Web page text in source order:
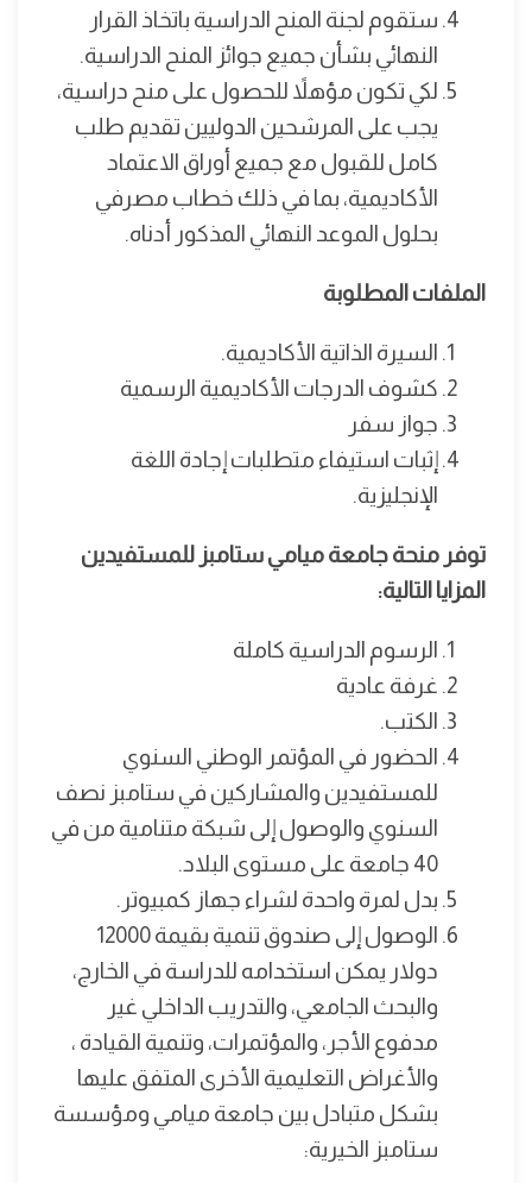
ستقوم لجنة المنح الدراسية باتخاذ القرار
النهائي بشأن جميع جوائز المنح الدراسية.
لكي تكون مؤهلاً للحصول على منح دراسية،
يجب على المرشحين الدوليين تقديم طلب
كامل للقبول مع جميع أوراق الاعتماد
الأكاديمية، بما في ذلك خطاب مصرفي
بحلول الموعد النهائي المذكور أدناه.
الملفات المطلوبة
السيرة الذاتية الأكاديمية.
كشوف الدرجات الأكاديمية الرسمية
جواز سفر
إثبات استيفاء متطلبات إجادة اللغة
الإنجليزية.
توفر منحة جامعة ميامي ستامبز للمستفيدين
المزايا التالية:
الرسوم الدراسية كاملة
غرفة عادية
الكتب.
الحضور في المؤتمر الوطني السنوي
للمستفيدين والمشاركين في ستامبز نصف
السنوي والوصول إلى شبكة متنامية من في
40 جامعة على مستوى البلاد.
بدل لمرة واحدة لشراء جهاز كمبيوتر.
الوصول إلى صندوق تنمية بقيمة 12000
دولار يمكن استخدامه للدراسة في الخارج،
والبحث الجامعي، والتدريب الداخلي غير
مدفوع الأجر، والمؤتمرات، وتنمية القيادة ،
والأغراض التعليمية الأخرى المتفق عليها
بشكل متبادل بين جامعة ميامي ومؤسسة
ستامبز الخيرية: